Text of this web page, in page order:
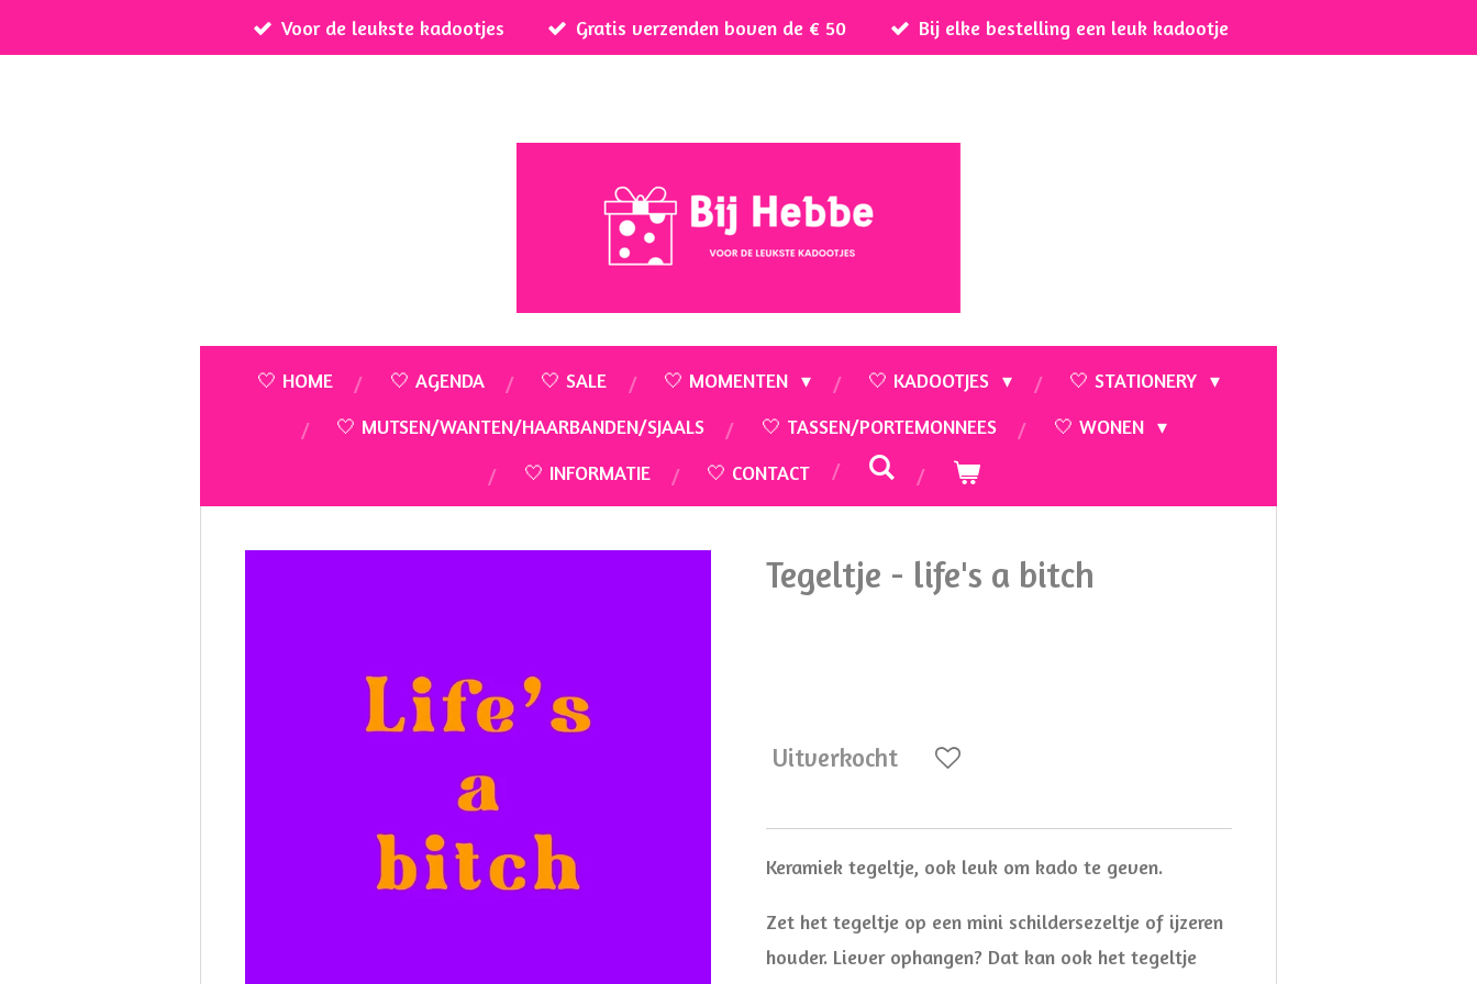
Voor de leukste kadootjes Gratis verzenden boven de € 50 Bij elke bestelling een leuk kadootje
🤍 HOME 🤍 AGENDA 🤍 SALE 🤍 MOMENTEN 🤍 KADOOTJES
🤍 STATIONERY
🤍 MUTSEN/WANTEN/HAARBANDEN/SJAALS
🤍 TASSEN/PORTEMONNEES
🤍 WONEN
🤍 INFORMATIE
🤍 CONTACT
Tegeltje - life's a bitch
Uitverkocht
Keramiek tegeltje, ook leuk om kado te geven.
Zet het tegeltje op een mini schildersezeltje of ijzeren
houder. Liever ophangen? Dat kan ook het tegeltje